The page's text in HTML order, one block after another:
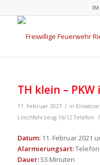
TH klein –
11. Februar 2021 / in
Löschfahrzeug 16/12 Telefon /
Datum:11. Februar 2021
Alarmierungsart:Telefon
Dauer:53 Minuten